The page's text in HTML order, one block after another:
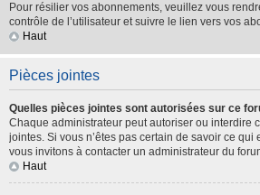
Pour résilier vos abonnements, veuillez vous
contrôle de l’utilisateur et suivre le lien vers vos
Haut
Pièces jointes
Quelles pièces jointes sont autorisées sur ce
Chaque administrateur peut autoriser ou interdire
jointes. Si vous n’êtes pas certain de savoir ce qui
vous invitons à contacter un administrateur du
Haut